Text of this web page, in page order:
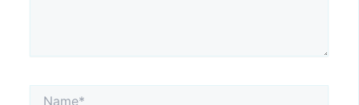
Name*